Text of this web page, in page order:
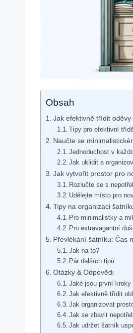
Obsah
Jak efektivně třídit oděvy
Tipy pro efektivní
Naučte se
Jednoduchost v
Jak uklidit a
Jak vytvořit prostor pro
Rozlučte se s
Udělejte místo pro
Tipy na organizaci
Pro minimalistky a
Pro extravagantní
Převlékání šatníku: Čas
Jak na to?
Pár dalších tipů
Otázky & Odpovědi
Jaké jsou první
Jak efektivně třídit
Jak organizovat
Jak se zbavit
Jak udržet šatník